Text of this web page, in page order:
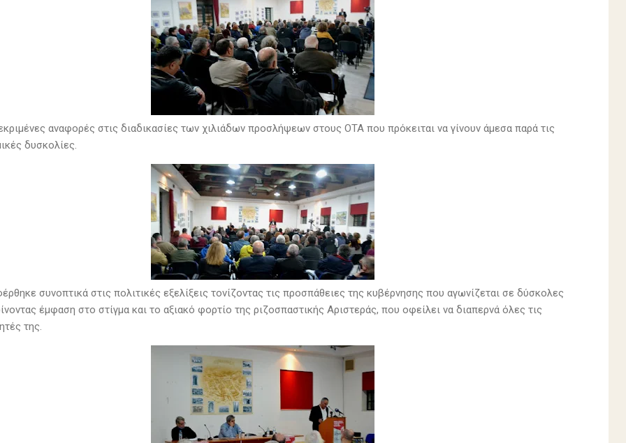
αναφορές στις διαδικασίες των χιλιάδων προσλήψεων στους ΟΤΑ που πρόκειται να γίνουν άμεσα παρά τις
δυσκολίες.
συνοπτικά στις πολιτικές εξελίξεις τονίζοντας τις προσπάθειες της κυβέρνησης που αγωνίζεται σε δύσκολες
έμφαση στο στίγμα και το αξιακό φορτίο της ριζοσπαστικής Αριστεράς, που οφείλει να διαπερνά όλες τις
της.